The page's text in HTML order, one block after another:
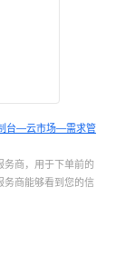
台—云市场—需求管
务商，用于下单前的
务商能够看到您的信